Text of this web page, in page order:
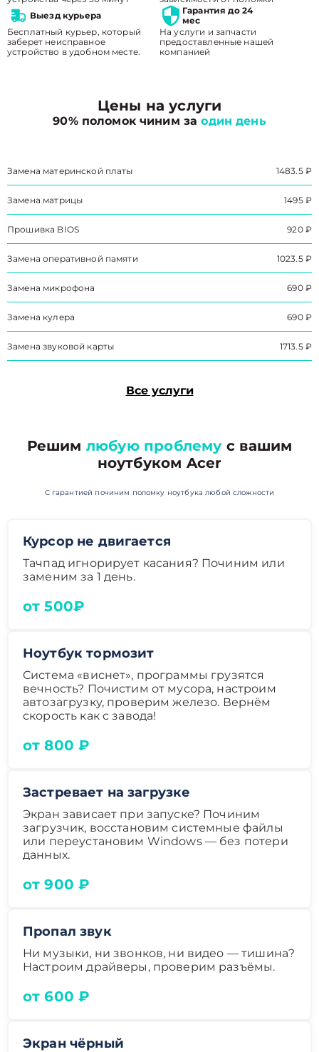
Выезд курьера
Бесплатный курьер, который
заберет неисправное
устройство в удобном месте.
Гарантия до 24
мес
На услуги и запчасти
предоставленные нашей
компанией
Цены на услуги
90% поломок чиним заодин день
Замена материнской платы 1483.5 ₽
Замена матрицы 1495 ₽
Прошивка BIOS 920 ₽
Замена оперативной памяти 1023.5 ₽
Замена микрофона 690 ₽
Замена кулера 690 ₽
Замена звуковой карты 1713.5 ₽
Все услуги
Решим любую проблему с вашим
ноутбуком Acer
С гарантией починим поломку ноутбука любой сложности
Курсор не двигается
Тачпад игнорирует касания? Починим или
заменим за 1 день.
от 500₽
Ноутбук тормозит
Система «виснет», программы грузятся
вечность? Почистим от мусора, настроим
автозагрузку, проверим железо. Вернём
скорость как с завода!
от 800 ₽
Застревает на загрузке
Экран зависает при запуске? Починим
загрузчик, восстановим системные файлы
или переустановим Windows — без потери
данных.
от 900 ₽
Пропал звук
Ни музыки, ни звонков, ни видео — тишина?
Настроим драйверы, проверим разъёмы.
от 600 ₽
Экран чёрный